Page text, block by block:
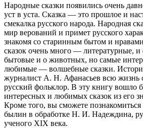
Народные сказки появились очень
уст в уста. Сказка — это прошлое и
смекалка русского народа. Народная
мир верований и примет русского
знакомя со старинным бытом и
сказок очень много — литературные,
бытовые и о животных, но самые
любимые — волшебные сказки.
журналист А. Н. Афанасьев всю жизнь
русский фольклор. В эту книгу вошло
интересных и любимых сказок из его
Кроме того, вы сможете познакомиться
былин в обработке Н. И. Надеждина,
ученого XIX века.